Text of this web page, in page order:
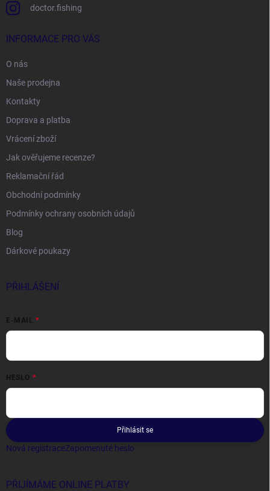
doctor.fishing
INFORMACE PRO VÁS
O nás
Naše prodejna
Kontakty
Doprava a platba
Vrácení zboží
Jak ověřujeme recenze?
Reklamační řád
Obchodní podmínky
Podmínky ochrany osobních údajů
Blog
Dárkové poukazy
PŘIHLÁŠENÍ
E-MAIL
HESLO
Přihlásit se
Nová registraceZapomenuté heslo
PŘIJÍMÁME ONLINE PLATBY